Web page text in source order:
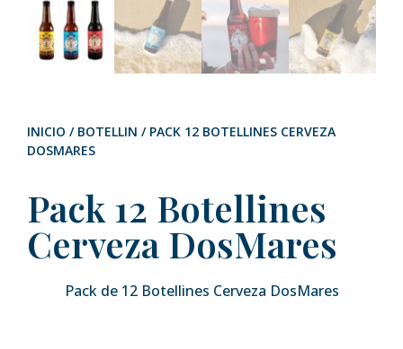
INICIO / BOTELLIN / PACK 12 BOTELLINES CERVEZA
DOSMARES
Pack 12 Botellines
Cerveza DosMares
Pack de 12 Botellines Cerveza DosMares